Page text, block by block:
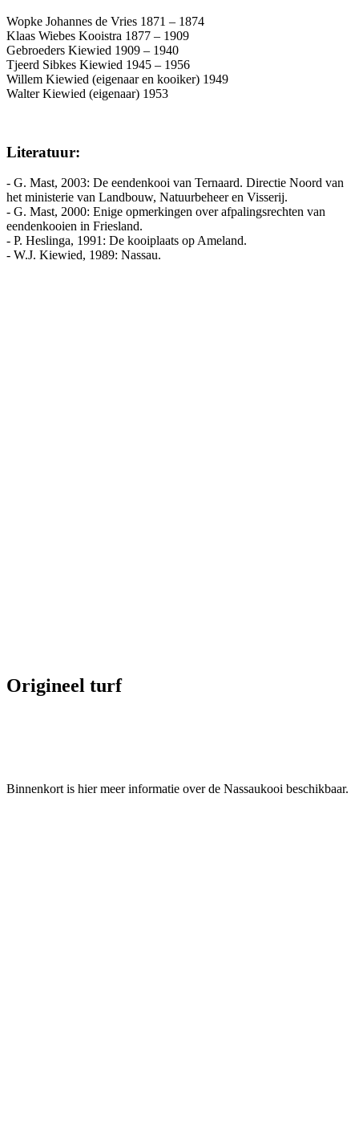
Wopke Johannes de Vries 1871 – 1874
Klaas Wiebes Kooistra 1877 – 1909
Gebroeders Kiewied 1909 – 1940
Tjeerd Sibkes Kiewied 1945 – 1956
Willem Kiewied (eigenaar en kooiker) 1949
Walter Kiewied (eigenaar) 1953
Literatuur:
- G. Mast, 2003: De eendenkooi van Ternaard. Directie Noord van
het ministerie van Landbouw, Natuurbeheer en Visserij.
- G. Mast, 2000: Enige opmerkingen over afpalingsrechten van
eendenkooien in Friesland.
- P. Heslinga, 1991: De kooiplaats op Ameland.
- W.J. Kiewied, 1989: Nassau.
Origineel turf
Binnenkort is hier meer informatie over de Nassaukooi beschikbaar.